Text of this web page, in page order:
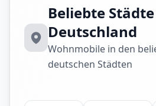
Beliebte
Deutschland
Wohnmobile in den
deutschen Städten